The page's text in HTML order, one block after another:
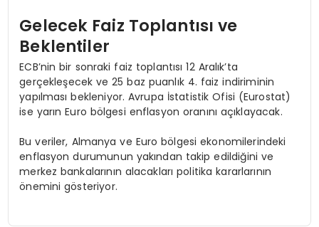
Gelecek Faiz Toplantısı ve
Beklentiler
ECB’nin bir sonraki faiz toplantısı 12 Aralık’ta
gerçekleşecek ve 25 baz puanlık 4. faiz indiriminin
yapılması bekleniyor. Avrupa İstatistik Ofisi (Eurostat)
ise yarın Euro bölgesi enflasyon oranını açıklayacak.
Bu veriler, Almanya ve Euro bölgesi ekonomilerindeki
enflasyon durumunun yakından takip edildiğini ve
merkez bankalarının alacakları politika kararlarının
önemini gösteriyor.